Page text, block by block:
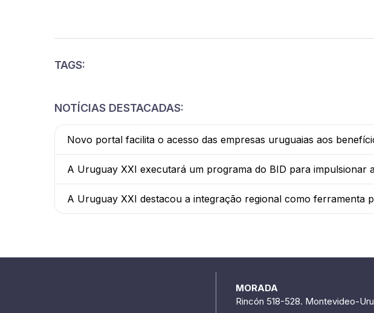
TAGS:
NOTÍCIAS DESTACADAS:
Novo portal facilita o acesso das empresas uruguaias aos
A Uruguay XXI executará um programa do BID para impulsionar
A Uruguay XXI destacou a integração regional como ferramenta
MORADA
Rincón 518-528. Montevideo-